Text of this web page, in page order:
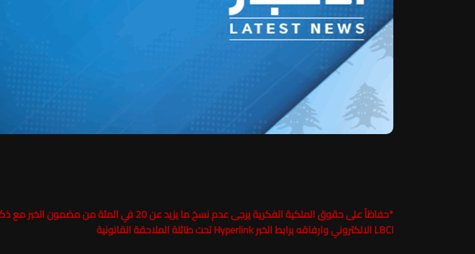
*
حفاظاً على حقوق الملكية الفكرية يرجى عدم نسخ ما يزيد عن 20 في المئة
LBCI الالكتروني وارفاقه برابط الخبر Hyperlink تحت طائلة الملاحقة القانونية